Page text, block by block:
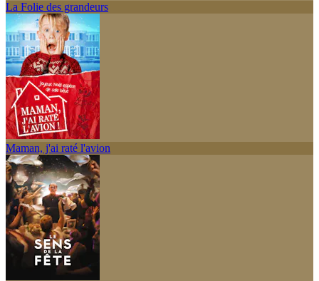
La Folie des grandeurs
Maman, j'ai raté l'avion